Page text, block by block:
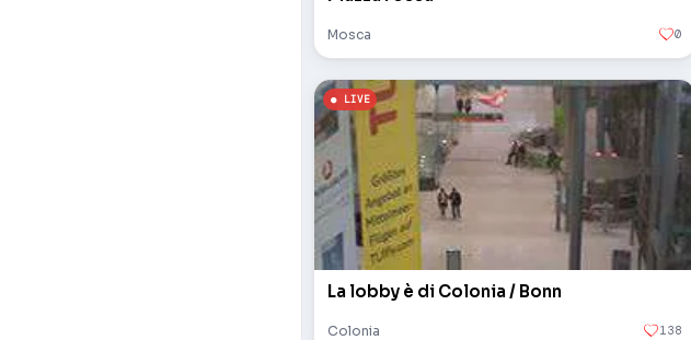
Mosca 0
La lobby è di Colonia / Bonn
Colonia 138